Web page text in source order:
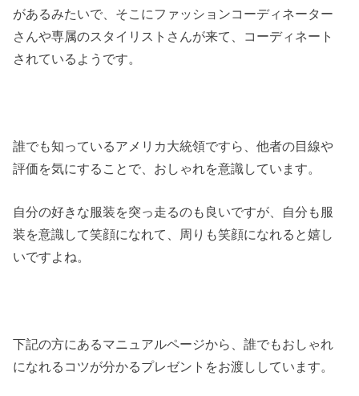
があるみたいで、そこにファッションコーディネーター
さんや専属のスタイリストさんが来て、コーディネート
されているようです。
誰でも知っているアメリカ大統領ですら、他者の目線や
評価を気にすることで、おしゃれを意識しています。
自分の好きな服装を突っ走るのも良いですが、自分も服
装を意識して笑顔になれて、周りも笑顔になれると嬉し
いですよね。
下記の方にあるマニュアルページから、誰でもおしゃれ
になれるコツが分かるプレゼントをお渡ししています。